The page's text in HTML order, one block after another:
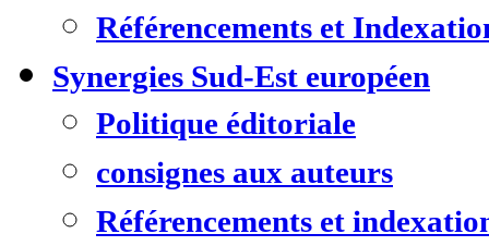
Référencements et
Synergies Sud-Est européen
Politique éditoriale
consignes aux auteurs
Référencements et